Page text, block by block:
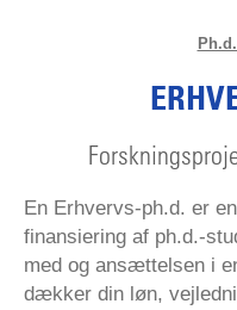
En Erhvervs-ph.d. er
finansiering af ph.d.-
med og ansættelsen i
dækker din løn,